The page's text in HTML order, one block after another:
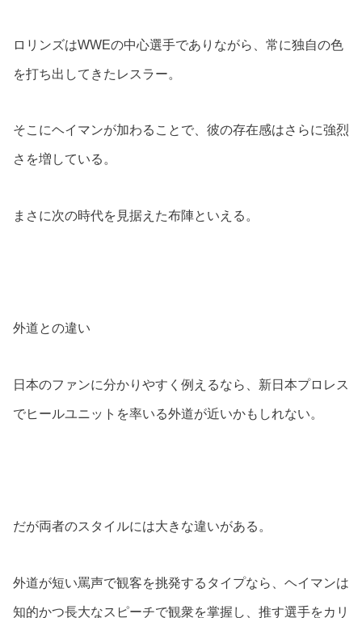
ロリンズはWWEの中心選手でありながら、常に独自の色
を打ち出してきたレスラー。
そこにヘイマンが加わることで、彼の存在感はさらに強烈
さを増している。
まさに次の時代を見据えた布陣といえる。
外道との違い
日本のファンに分かりやすく例えるなら、新日本プロレス
でヒールユニットを率いる外道が近いかもしれない。
だが両者のスタイルには大きな違いがある。
外道が短い罵声で観客を挑発するタイプなら、ヘイマンは
知的かつ長大なスピーチで観衆を掌握し、推す選手をカリ